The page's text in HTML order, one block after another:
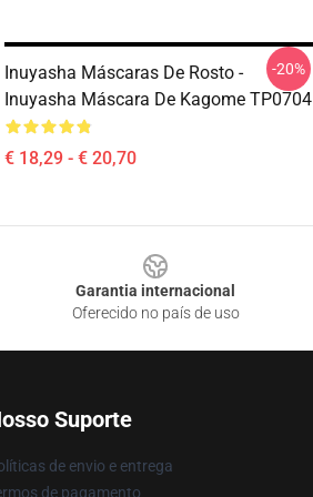
Inuyasha Máscaras De Rosto -
Inuyasha Máscara De Kagome TP0704
€ 18,29 - € 20,70
-20%
Garantia internacional
Oferecido no país de uso
Suporte
de envio e entrega
de pagamento